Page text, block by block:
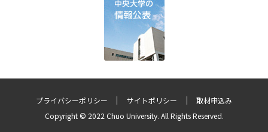
プライバシーポリシー サイトポリシー
取材申込み
Copyright © 2022 Chuo University. All Rights Reserved.